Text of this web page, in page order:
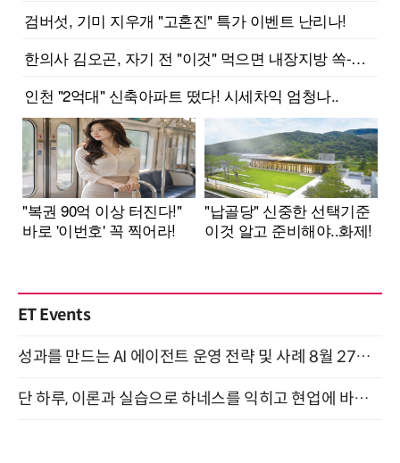
ET Events
성과를 만드는 AI 에이전트 운영 전략 및 사례 8월 27일 개최
단 하루, 이론과 실습으로 하네스를 익히고 현업에 바로 쓰는 핸즈온 워크숍 (8/20)